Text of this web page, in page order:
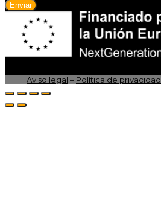
Enviar
Aviso legal – Política de privacidad